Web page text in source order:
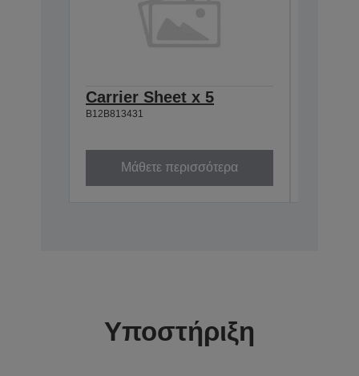
Carrier Sheet x 5
B12B813431
Μάθετε περισσότερα
Υποστήριξη